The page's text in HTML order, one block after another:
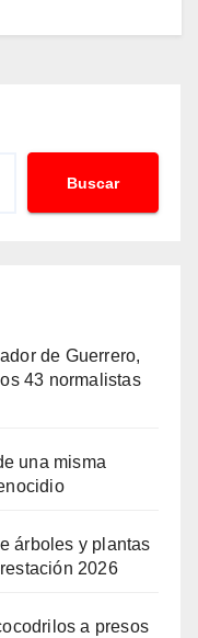
Buscar
de Guerrero,
43 normalistas
una misma
árboles y plantas
2026
a presos